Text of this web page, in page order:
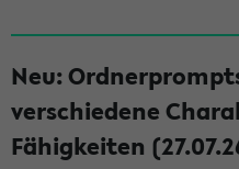
Neu:
verschiedene
Fähigkeiten